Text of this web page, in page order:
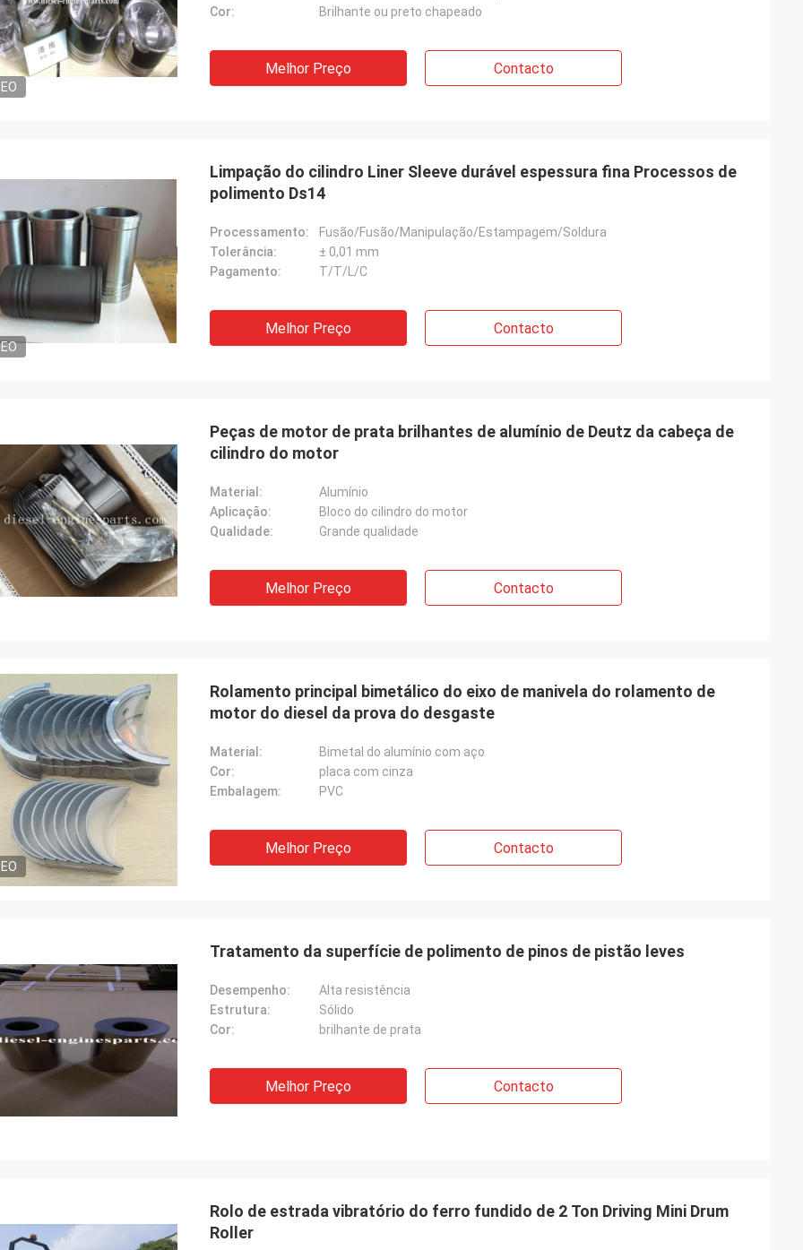
Cor:
Brilhante ou preto chapeado
Melhor Preço Contacto
Limpação do cilindro Liner Sleeve durável espessura fina Processos de
polimento Ds14
Processamento:
Fusão/Fusão/Manipulação/Estampagem/Soldura
Tolerância:
± 0,01 mm
Pagamento:
T/T/L/C
Melhor Preço Contacto
Peças de motor de prata brilhantes de alumínio de Deutz da cabeça de
cilindro do motor
Material:
Alumínio
Aplicação:
Bloco do cilindro do motor
Qualidade:
Grande qualidade
Melhor Preço Contacto
Rolamento principal bimetálico do eixo de manivela do rolamento de
motor do diesel da prova do desgaste
Material:
Bimetal do alumínio com aço
Cor:
placa com cinza
Embalagem:
PVC
Melhor Preço Contacto
Tratamento da superfície de polimento de pinos de pistão leves
Desempenho:
Alta resistência
Estrutura:
Sólido
Cor:
brilhante de prata
Melhor Preço Contacto
Rolo de estrada vibratório do ferro fundido de 2 Ton Driving Mini Drum
Roller